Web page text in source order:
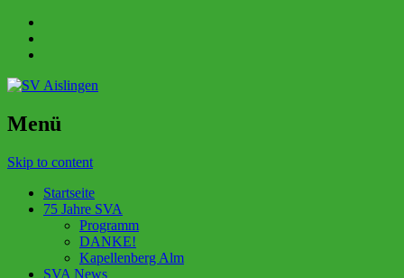
Menü
Skip to content
Startseite
75 Jahre SVA
Programm
DANKE!
Kapellenberg Alm
SVA News